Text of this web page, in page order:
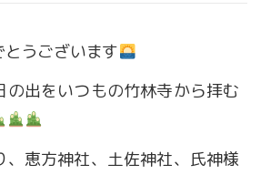
うございます
の出をいつもの竹林寺から拝む
、恵方神社、土佐神社、氏神様